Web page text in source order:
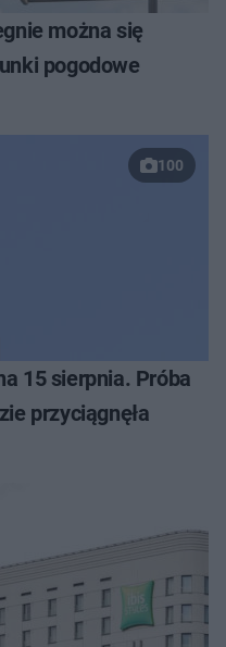
można się
pogodowe
100
15 sierpnia. Próba
przyciągnęła